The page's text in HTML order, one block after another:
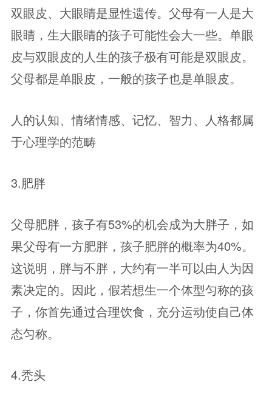
双眼皮、大眼睛是显性遗传。父母有一人是大
眼睛，生大眼睛的孩子可能性会大一些。单眼
皮与双眼皮的人生的孩子极有可能是双眼皮。
父母都是单眼皮，一般的孩子也是单眼皮。
人的认知、情绪情感、记忆、智力、人格都属
于心理学的范畴
3.肥胖
父母肥胖，孩子有53%的机会成为大胖子，如
果父母有一方肥胖，孩子肥胖的概率为40%。
这说明，胖与不胖，大约有一半可以由人为因
素决定的。因此，假若想生一个体型匀称的孩
子，你首先通过合理饮食，充分运动使自己体
态匀称。
4.秃头